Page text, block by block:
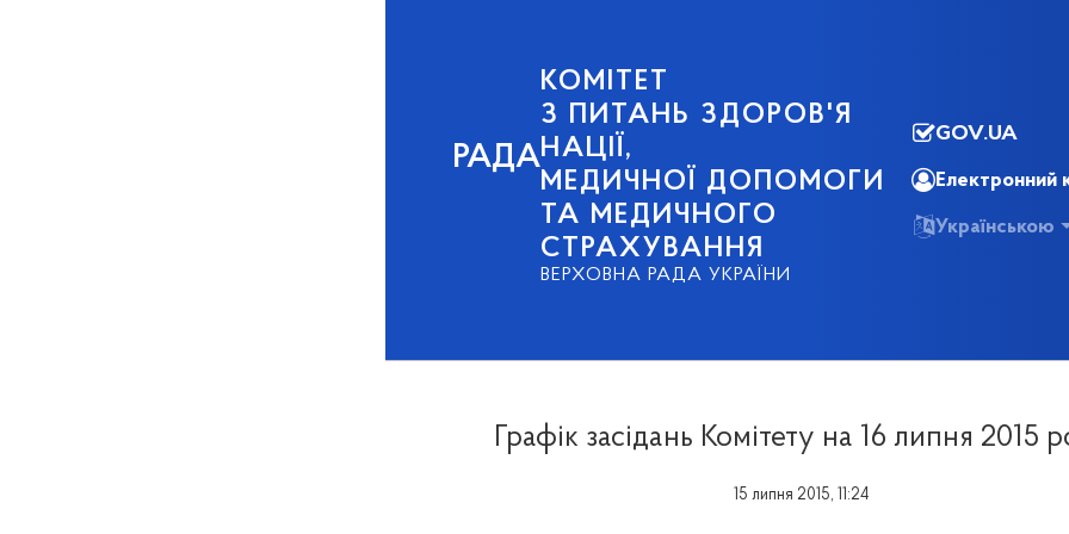
РАДА
КОМІТЕТ
З ПИТАНЬ ЗДОРОВ'Я
НАЦІЇ,
МЕДИЧНОЇ ДОПОМОГИ
ТА МЕДИЧНОГО
СТРАХУВАННЯ
ВЕРХОВНА РАДА УКРАЇНИ
GOV.UA
Електронний
Українською
Графік засідань Комітету на 16 липня 2015
15 липня 2015, 11:24